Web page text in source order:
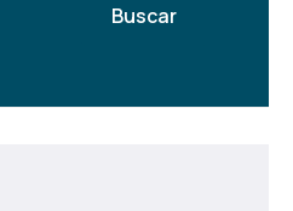
Buscar